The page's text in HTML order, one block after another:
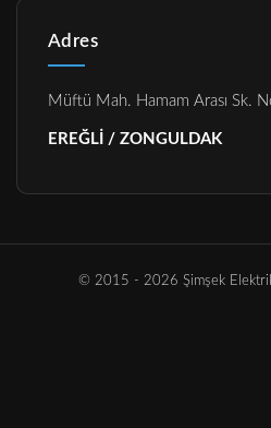
Adres
Müftü Mah. Hamam Arası Sk.
EREĞLİ / ZONGULDAK
© 2015 - 2026 Şimşek Elektrik